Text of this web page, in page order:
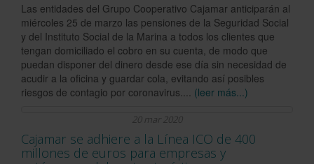
Las entidades del Grupo Cooperativo Cajamar anticiparán al
miércoles 25 de marzo las pensiones de la Seguridad Social
y del Instituto Social de la Marina a todos los clientes que
tengan domiciliado el cobro en su cuenta, de modo que
puedan disponer del dinero desde ese día sin necesidad de
acudir a la oficina y guardar cola, evitando así posibles
riesgos de contagio por coronavirus.... (leer más...)
20 mar 2020
Cajamar se adhiere a la Línea ICO de 400
millones de euros para empresas y